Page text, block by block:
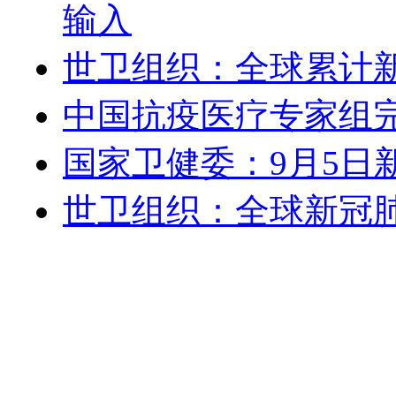
输入
世卫组织：全球累计
中国抗疫医疗专家组
国家卫健委：9月5日
世卫组织：全球新冠